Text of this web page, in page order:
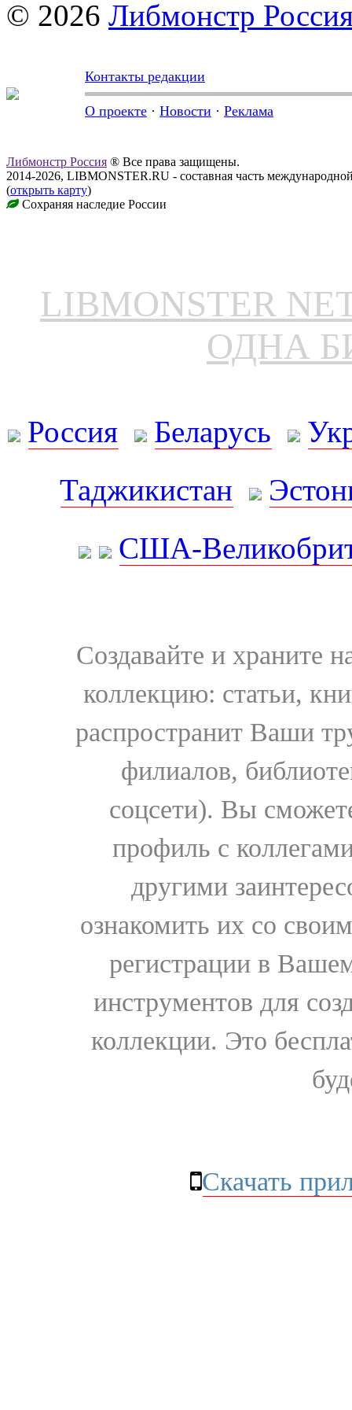
© 2026 Либмонстр
Контакты редакции
О проекте · Новости · Реклама
Либмонстр Россия ® Все права защищены.
2014-2026, LIBMONSTER.RU - составная часть
(открыть карту)
Сохраняя наследие России
LIBMONSTER
ОДНА
Россия Беларусь
Таджикистан
США-
Создавайте и храните
коллекцию: статьи,
распространит Ваши
филиалов,
соцсети). Вы
профиль с
другими
ознакомить их со
регистрации в
инструментов для
коллекции. Это
Скачать